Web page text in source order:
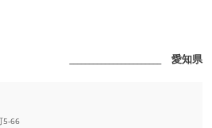
_______________________ 愛知県
5-66